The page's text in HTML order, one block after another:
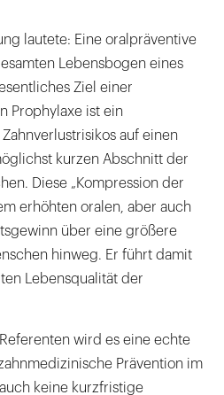
lautete: Eine oralpräventive
Lebensbogen eines
Ziel einer
Prophylaxe ist ein
auf einen
kurzen Abschnitt der
Diese „Kompression der
erhöhten oralen, aber auch
über eine größere
hinweg. Er führt damit
Lebensqualität der
wird es eine echte
Prävention im
keine kurzfristige